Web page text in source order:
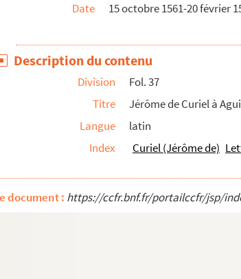
juin 1566
12 juin 1566
Bruxelles, 26 juillet-22 décembre 1566
Louis de Nassau, à Amsterdam, aux députés de la...
6 janvier 1567
janvier 1567
chiffrés. 19 janvier 1567
janvier 1567
diverses pensions sont dues sur ses abbayes de
janvier 1567
cardinal de Granvelle. Madrid, 16 décembre 1566
Bruxelles, 2 et 9 février ; Anvers, 16 février, e...
Date
15 octobre 1561-20 février
Description du contenu
Division
Fol. 37
Titre
Jérôme de Curiel à
Langue
latin
Index
Curiel (Jérôme de)
document : https://ccfr.bnf.fr/portailccfr/jsp/